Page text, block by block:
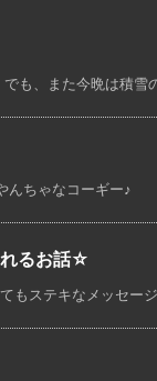
も、また今晩は積雪
んちゃなコーギー♪
るお話☆
もステキなメッセー